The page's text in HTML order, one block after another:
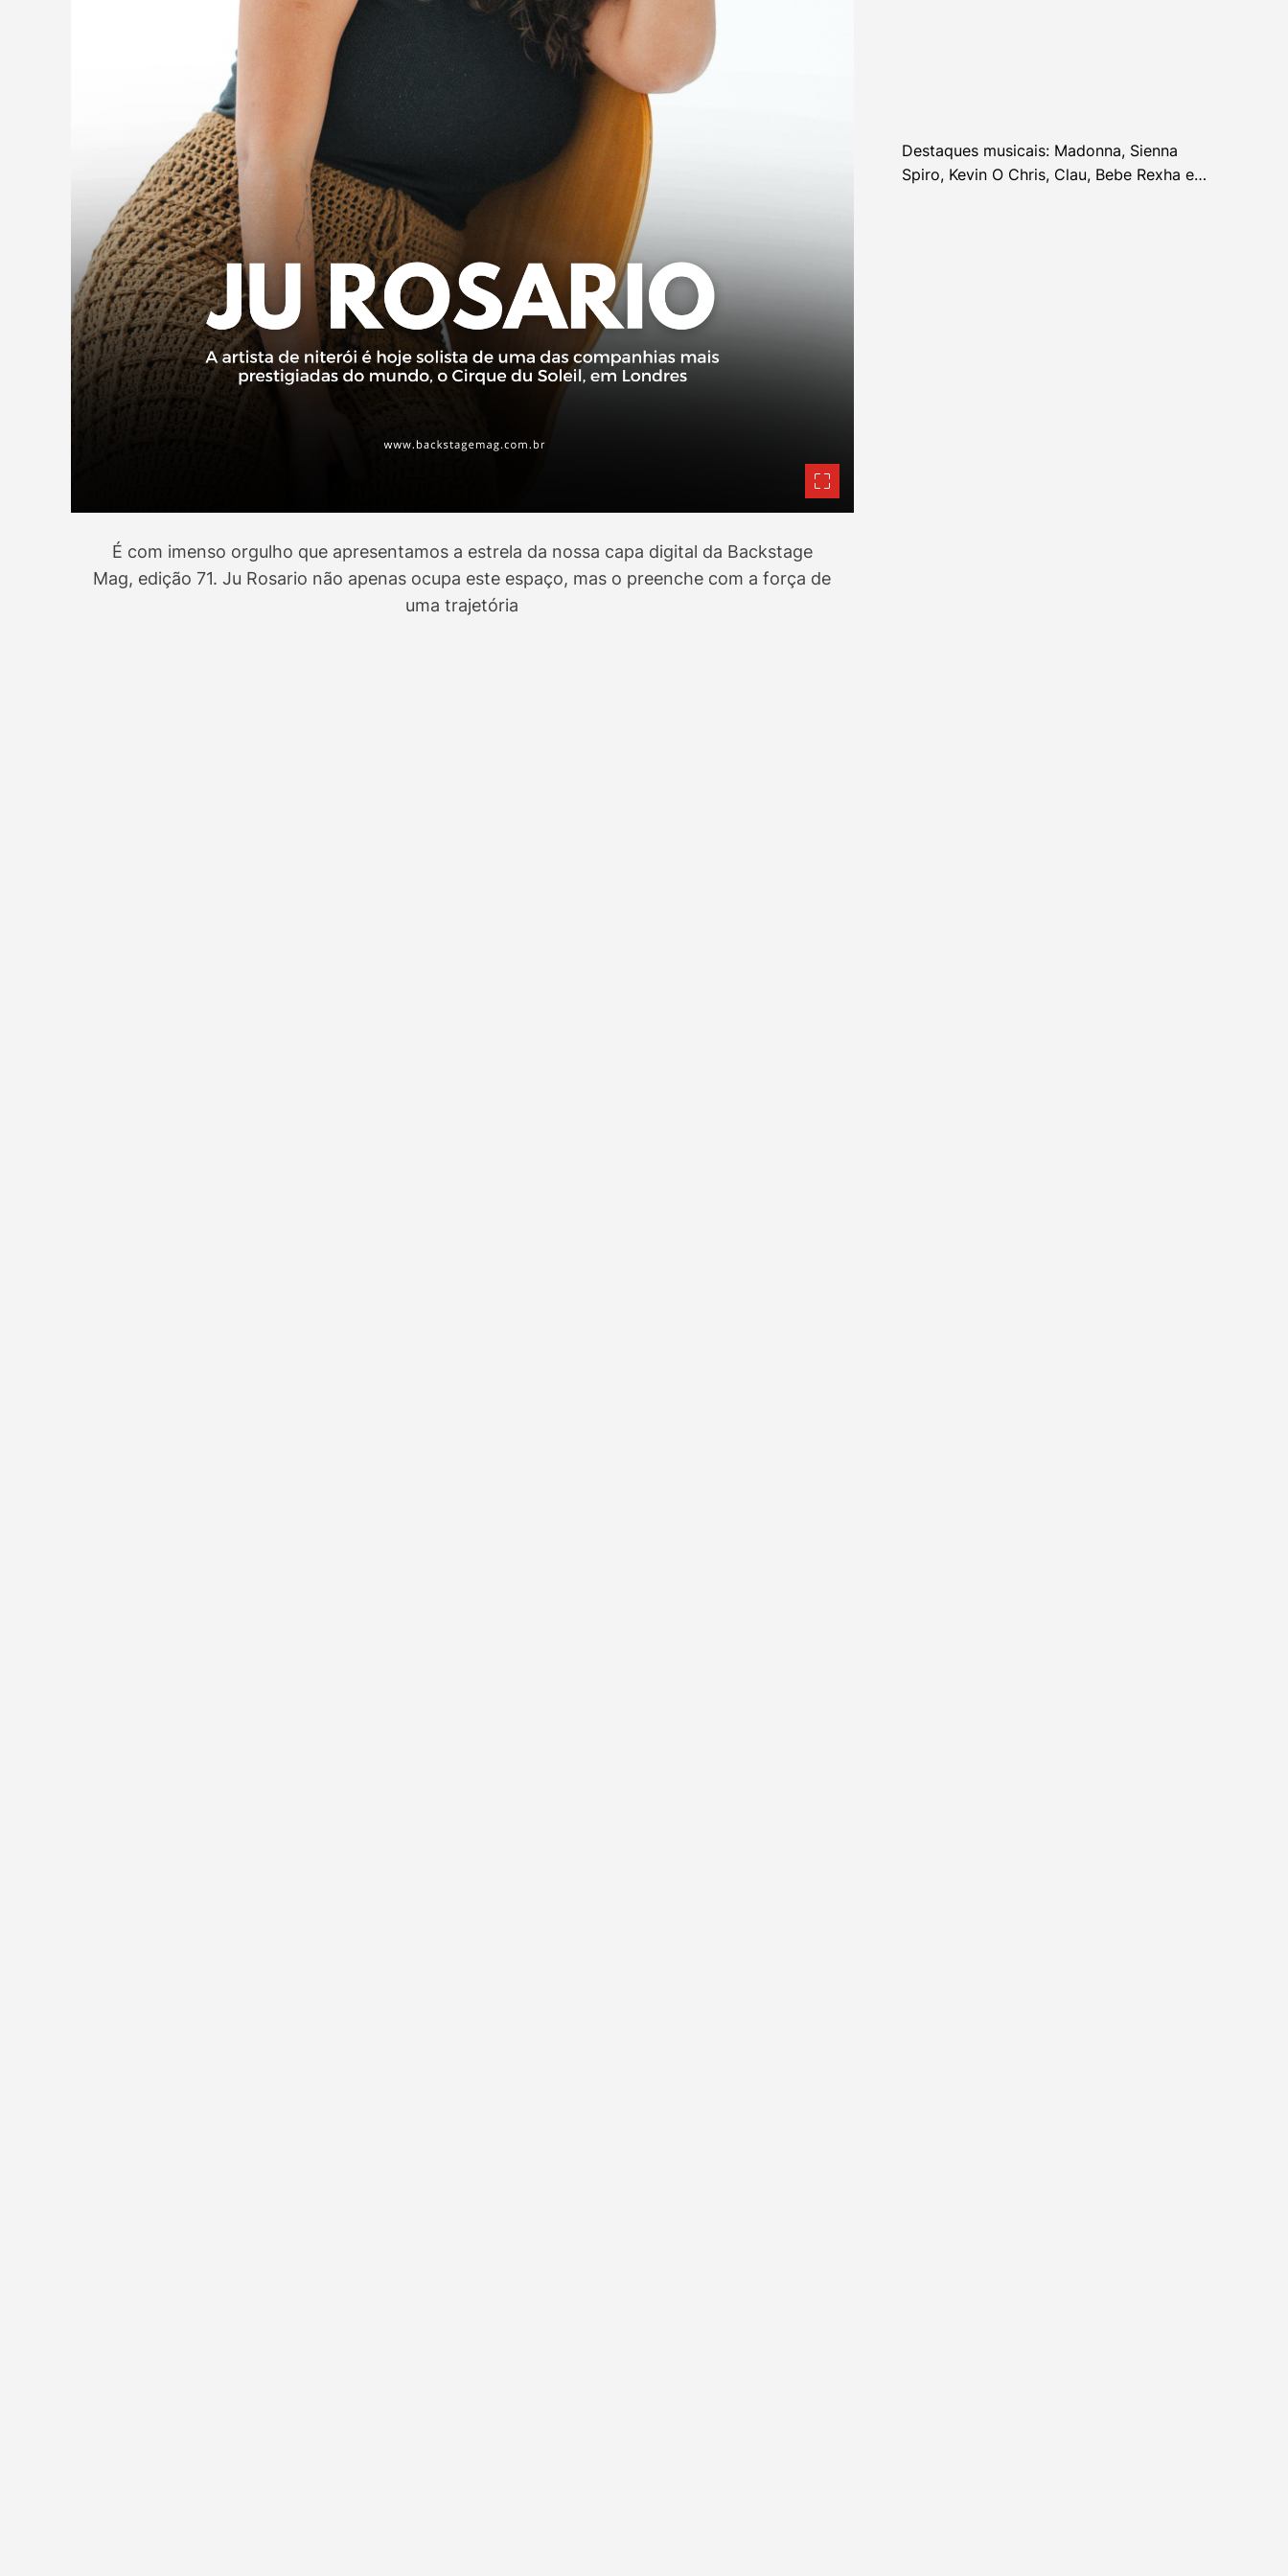
É com imenso orgulho que apresentamos a estrela da nossa capa digital da Backstage
Mag, edição 71. Ju Rosario não apenas ocupa este espaço, mas o preenche com a força de
uma trajetória
Destaques musicais: Madonna, Sienna
Spiro, Kevin O Chris, Clau, Bebe Rexha e